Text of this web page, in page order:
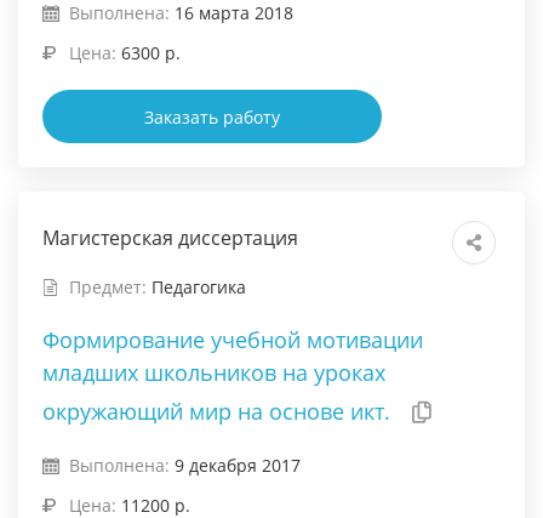
Выполнена: 16 марта 2018
Цена: 6300 р.
Заказать работу
Магистерская диссертация
Предмет: Педагогика
Формирование учебной мотивации
младших школьников на уроках
окружающий мир на основе икт.
Выполнена: 9 декабря 2017
Цена: 11200 р.